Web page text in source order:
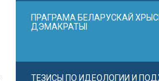
ПРАГРАМА БЕЛАРУСКАЙ
ДЭМАКРАТЫІ
ТЕЗИСЫ ПО ИДЕОЛОГИИ И